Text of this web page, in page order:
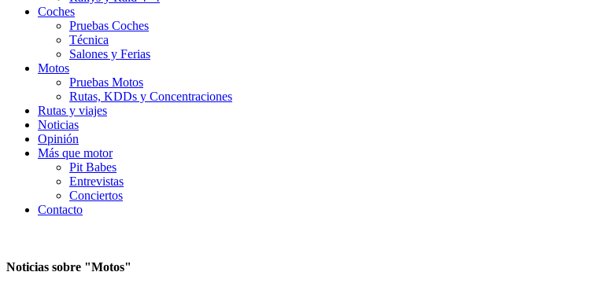
Coches
Pruebas Coches
Técnica
Salones y Ferias
Motos
Pruebas Motos
Rutas, KDDs y Concentraciones
Rutas y viajes
Noticias
Opinión
Más que motor
Pit Babes
Entrevistas
Conciertos
Contacto
Noticias sobre "Motos"